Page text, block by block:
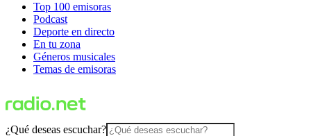
Top 100 emisoras
Podcast
Deporte en directo
En tu zona
Géneros musicales
Temas de emisoras
¿Qué deseas escuchar?